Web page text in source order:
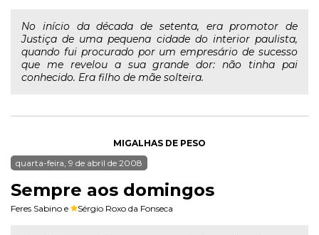
No início da década de setenta, era promotor de
Justiça de uma pequena cidade do interior paulista,
quando fui procurado por um empresário de sucesso
que me revelou a sua grande dor: não tinha pai
conhecido. Era filho de mãe solteira.
MIGALHAS DE PESO
quarta-feira, 9 de abril de 2008
Sempre aos domingos
Feres Sabino e Sérgio Roxo da Fonseca